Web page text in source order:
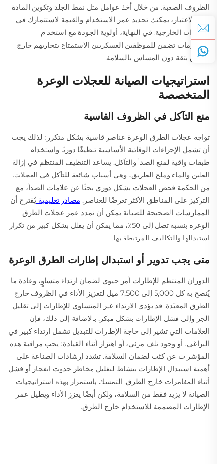
الظروف الصعبة. من خلال أخذ عوامل مثل نمط الجلد وتكوين المادة
بعين الاعتبار، يمكنك تحديد عمر الاستخدام والقيمة لاستثمارك في
الإطارات الخارجية. في النهاية، أولوية الجودة مع استخدام
الخصومات تضمن للموظفين العسكريين الاستمتاع بتجاربهم خارج
الطرق بثقة دون المساس بالسلامة.
استراتيجيات الصيانة للعجلات الوعرة
المتخصصة
منع التآكل في الظروف القاسية
تواجه عجلات الطرق الوعرة عناصر قاسية بشكل متكرر؛ لذلك يجب
أن تشمل الإجراءات الوقائية الأساسية تنظيفًا دوريًا واستخدام
طبقات واقية لمنع الصدأ والتآكل. يساعد التنظيف المنتظم في إزالة
الطين والماء وملح الطريق، وهي أسباب شائعة للتآكل في العجلات.
من الحكمة فحص العجلات بشكل دوري بحثًا عن علامات الصدأ، مع
التركيز على المناطق الأكثر تعرضًا للعناصر. مصادر تعليمية يُقترح أن
الممارسات الصحيحة للصيانة يمكن أن تمدد عمر عجلات الطرق
الوعرة بنسبة تصل إلى 50٪، مما يمكن أن يقلل بشكل كبير من تكرار
استبدالها والتكاليف المرتبطة بها.
متى يجب تدوير أو استبدال إطارات الطرق الوعرة
الدوران المنتظم للإطارات أمر حيوي لضمان ارتداء متساوٍ، وعادة ما
يُنصح به كل 5,000 إلى 7,500 ميل لتعزيز الأداء في الظروف خارج
الطرق المعبّدة. قد يؤدي الارتداء غير المتساوي للإطارات إلى تقليل
الجر وإلى فشل الإطارات بشكل مبكر. بالإضافة إلى ذلك، فإن
العلامات التي تشير إلى حاجة الإطارات للتبديل تشمل ارتداء كبير في
البراغي، أو وجود تلف مرئي، أو اهتزاز أثناء القيادة؛ يجب مراقبة هذه
المؤشرات عن كثب لضمان السلامة. تشدد إرشادات الصناعة على
أهمية استبدال الإطارات بنشاط لتقليل مخاطر حدوث انفجار أو فشل
أثناء المغامرات خارج الطرق. التمسك باستمرار بهذه استراتيجيات
الصيانة لا يزيد فقط من السلامة، ولكن أيضًا يعزز الأداء ويطيل عمر
الإطارات المصممة للاستخدام خارج الطرق.